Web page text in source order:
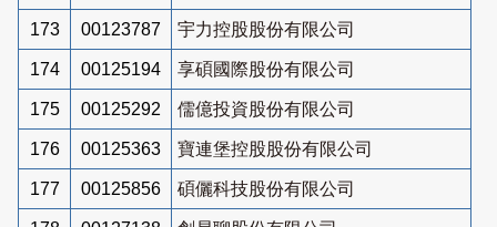
173 00123787 宇力控股股份有限公司
174 00125194 享碩國際股份有限公司
175 00125292 儒億投資股份有限公司
176 00125363 寶連堡控股股份有限公司
177 00125856 碩儷科技股份有限公司